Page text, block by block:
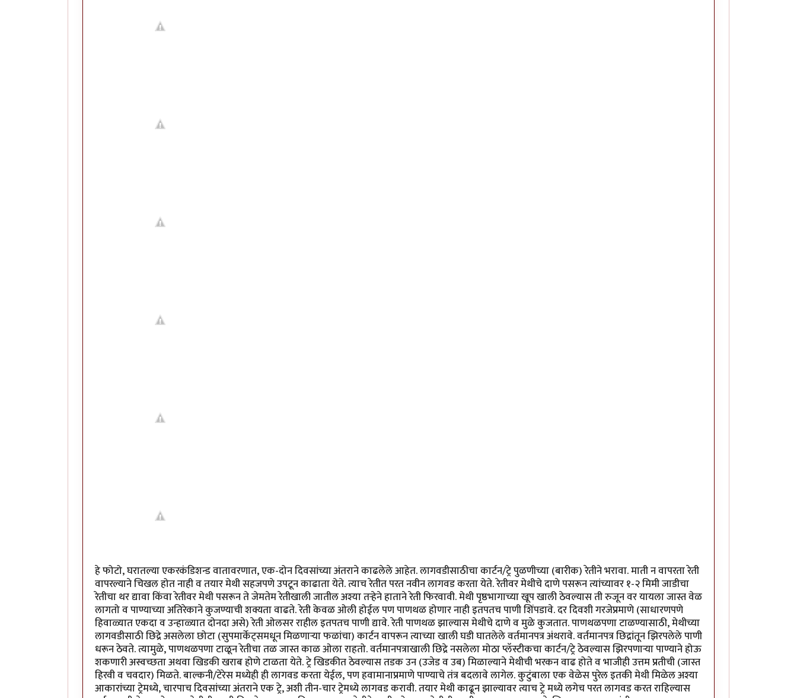
हे फोटो, घरातल्या एकरकंडिशन्ड वातावरणात, एक-दोन दिवसांच्या अंतराने काढलेले आहेत. लागवडीसाठीचा कार्टन/ट्रे पुळणीच्या (बारीक) रेतीने भरावा. माती न वापरता रेती
वापरल्याने चिखल होत नाही व तयार मेथी सहजपणे उपटून काढाता येते. त्याच रेतीत परत नवीन लागवड करता येते. रेतीवर मेथीचे दाणे पसरून त्यांच्यावर १-२ मिमी जाडीचा
रेतीचा थर द्यावा किंवा रेतीवर मेथी पसरून ते जेमतेम रेतीखाली जातील अश्या तर्‍हेने हाताने रेती फिरवावी. मेथी पृष्ठभागाच्या खूप खाली ठेवल्यास ती रुजून वर यायला जास्त वेळ
लागतो व पाण्याच्या अतिरेकाने कुजण्याची शक्यता वाढते. रेती केवळ ओली होईल पण पाणथळ होणार नाही इतपतच पाणी शिंपडावे. दर दिवशी गरजेप्रमाणे (साधारणपणे
हिवाळ्यात एकदा व उन्हाळ्यात दोनदा असे) रेती ओलसर राहील इतपतच पाणी द्यावे. रेती पाणथळ झाल्यास मेथीचे दाणे व मुळे कुजतात. पाणथळपणा टाळण्यासाठी, मेथीच्या
लागवडीसाठी छिद्रे असलेला छोटा (सुपमार्केट्समधून मिळणार्‍या फळांचा) कार्टन वापरून त्याच्या खाली घडी घातलेले वर्तमानपत्र अंथरावे. वर्तमानपत्र छिद्रांतून झिरपलेले पाणी
धरून ठेवते. त्यामुळे, पाणथळपणा टाळून रेतीचा तळ जास्त काळ ओला राहतो. वर्तमानपत्राखाली छिद्रे नसलेला मोठा प्लॅस्टीकचा कार्टन/ट्रे ठेवल्यास झिरपणार्‍या पाण्याने होऊ
शकणारी अस्वच्छता अथवा खिडकी खराब होणे टाळता येते. ट्रे खिडकीत ठेवल्यास तडक उन (उजेड व उब) मिळाल्याने मेथीची भरकन वाढ होते व भाजीही उत्तम प्रतीची (जास्त
हिरवी व चवदार) मिळते. बाल्कनी/टेरेस मध्येही ही लागवड करता येईल, पण हवामानाप्रमाणे पाण्याचे तंत्र बदलावे लागेल. कुटुंबाला एक वेळेस पुरेल इतकी मेथी मिळेल अश्या
आकारांच्या ट्रेमध्ये, चारपाच दिवसांच्या अंतराने एक ट्रे, अशी तीन-चार ट्रेमध्ये लागवड करावी. तयार मेथी काढून झाल्यावर त्याच ट्रे मध्ये लगेच परत लागवड करत राहिल्यास